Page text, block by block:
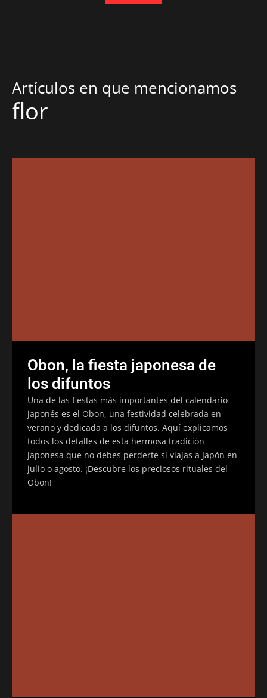
Artículos en que mencionamos
flor
Obon, la fiesta japonesa de
los difuntos
Una de las fiestas más importantes del calendario
japonés es el Obon, una festividad celebrada en
verano y dedicada a los difuntos. Aquí explicamos
todos los detalles de esta hermosa tradición
japonesa que no debes perderte si viajas a Japón en
julio o agosto. ¡Descubre los preciosos rituales del
Obon!